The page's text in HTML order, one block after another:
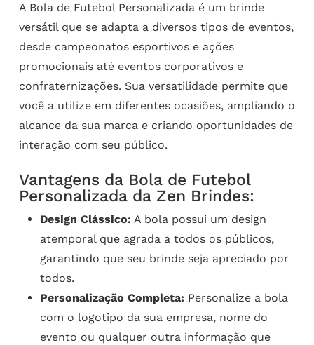
A Bola de Futebol Personalizada é um brinde
versátil que se adapta a diversos tipos de eventos,
desde campeonatos esportivos e ações
promocionais até eventos corporativos e
confraternizações. Sua versatilidade permite que
você a utilize em diferentes ocasiões, ampliando o
alcance da sua marca e criando oportunidades de
interação com seu público.
Vantagens da Bola de Futebol
Personalizada da Zen Brindes:
Design Clássico: A bola possui um design
atemporal que agrada a todos os públicos,
garantindo que seu brinde seja apreciado por
todos.
Personalização Completa: Personalize a bola
com o logotipo da sua empresa, nome do
evento ou qualquer outra informação que